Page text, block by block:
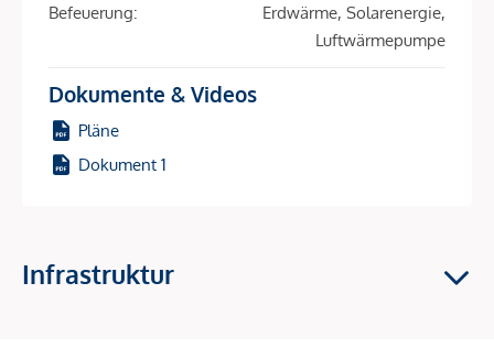
der letzten verfügbaren grünen Toplagen ein
hochwertiges, auf nachhaltige Energieversorgung
Singles, junge Paare, große und kleine Familien oder
Senioren ihre ganz persönlichen Rückzugsorte. Durchdachte
und gut geplante Grundrisse mit offenen Raumkonzepten
sorgen für Flexibilität in der Lebensplanung und
Balkonen, Terrassen und Gärten wo man im Kreise seiner
Liebsten oder auch mal alleine seine Auszeiten genießen
Befeuerung:
Erdwärme, Solarenergie,
Luftwärmepumpe
Dokumente & Videos
Pläne
Dokument 1
Infrastruktur